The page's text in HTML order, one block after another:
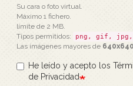
Su cara o foto virtual.
Máximo 1 fichero.
límite de 2 MB.
Tipos permitidos:
png, gif, jpg,
Las imágenes mayores de 640x640
He leído y acepto los
de Privacidad